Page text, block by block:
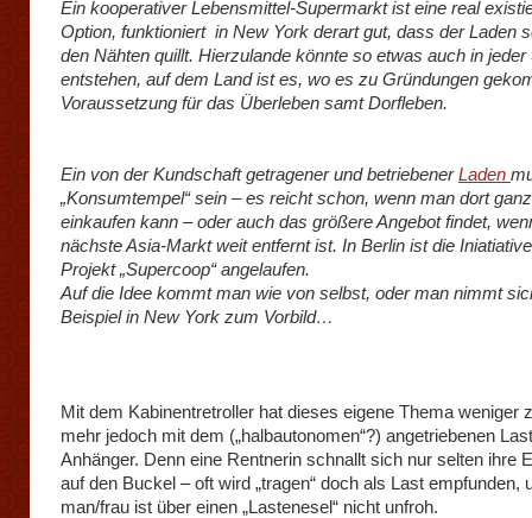
Ein kooperativer Lebensmittel-Supermarkt ist eine real
Option, funktioniert in New York derart gut, dass der Laden
den Nähten quillt. Hierzulande könnte so etwas auch in jeder
entstehen, auf dem Land ist es, wo es zu Gründungen
Voraussetzung für das Überleben samt Dorfleben.
Ein von der Kundschaft getragener und betriebenerLaden
„Konsumtempel“ sein – es reicht schon, wenn man dort
einkaufen kann – oder auch das größere Angebot findet,
nächste Asia-Markt weit entfernt ist. In Berlin ist die
Projekt „Supercoop“ angelaufen.
Auf die Idee kommt man wie von selbst, oder man nimmt
Beispiel in New York zum Vorbild…
Mit dem Kabinentretroller hat dieses eigene Thema weniger
mehr jedoch mit dem („halbautonomen“?) angetriebenen
Anhänger. Denn eine Rentnerin schnallt sich nur selten ihre
auf den Buckel – oft wird „tragen“ doch als Last empfunden,
man/frau ist über einen „Lastenesel“ nicht unfroh.